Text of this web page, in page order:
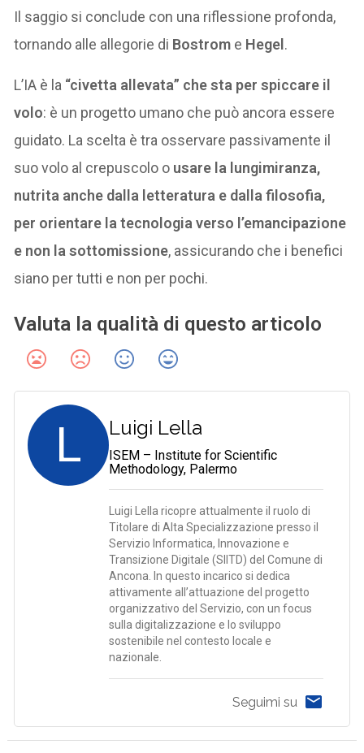
Il saggio si conclude con una riflessione profonda,
tornando alle allegorie di Bostrom e Hegel.
L’IA è la “civetta allevata” che sta per spiccare il
volo: è un progetto umano che può ancora essere
guidato. La scelta è tra osservare passivamente il
suo volo al crepuscolo o usare la lungimiranza,
nutrita anche dalla letteratura e dalla filosofia,
per orientare la tecnologia verso l’emancipazione
e non la sottomissione, assicurando che i benefici
siano per tutti e non per pochi.
Valuta la qualità di questo articolo
L Luigi Lella
ISEM – Institute for Scientific
Methodology, Palermo
Luigi Lella ricopre attualmente il ruolo di
Titolare di Alta Specializzazione presso il
Servizio Informatica, Innovazione e
Transizione Digitale (SIITD) del Comune di
Ancona. In questo incarico si dedica
attivamente all’attuazione del progetto
organizzativo del Servizio, con un focus
sulla digitalizzazione e lo sviluppo
sostenibile nel contesto locale e
nazionale.
Seguimi su